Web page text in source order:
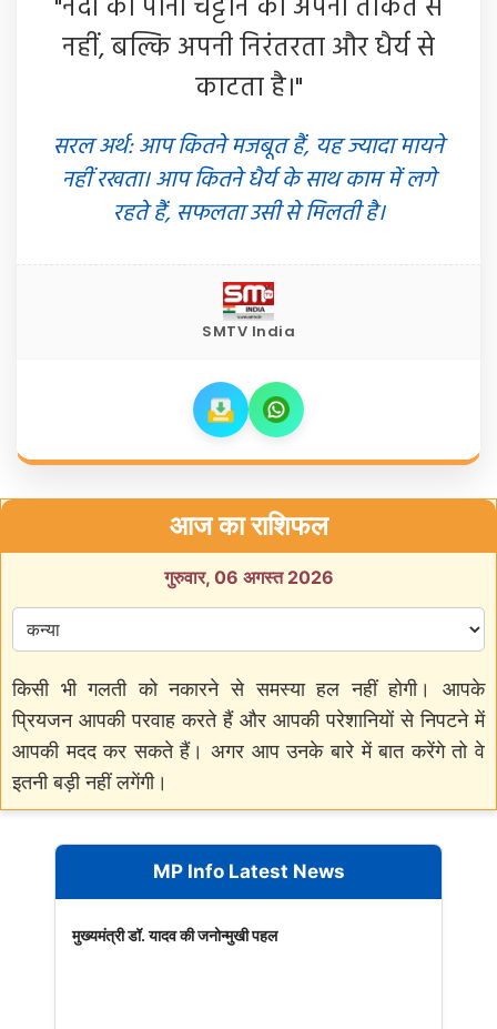
"नदी का पानी चट्टान को अपनी ताकत से
नहीं, बल्कि अपनी निरंतरता और धैर्य से
काटता है।"
सरल अर्थ: आप कितने मजबूत हैं, यह ज्यादा मायने
नहीं रखता। आप कितने धैर्य के साथ काम में लगे
रहते हैं, सफलता उसी से मिलती है।
SMTV India
आज का राशिफल
गुरुवार, 06 अगस्त 2026
किसी भी गलती को नकारने से समस्या हल नहीं होगी। आपके
प्रियजन आपकी परवाह करते हैं और आपकी परेशानियों से निपटने में
आपकी मदद कर सकते हैं। अगर आप उनके बारे में बात करेंगे तो वे
इतनी बड़ी नहीं लगेंगी।
MP Info Latest News
मुख्यमंत्री डॉ. यादव की जनोन्मुखी पहल